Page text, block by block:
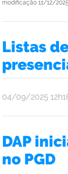
modificação 11/12/
Listas
por
Brito
publicado
04/09/2025
DAP
no PGD